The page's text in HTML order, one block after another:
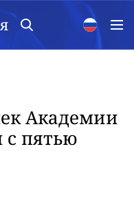
Академии
пятью